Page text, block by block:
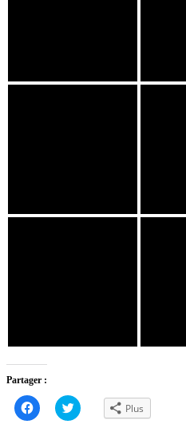
Partager :
Cliquez
pour
partager
Cliquez
pour Plus